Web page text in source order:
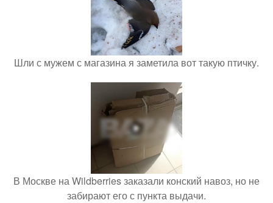
Шли с мужем с магазина я заметила вот такую птичку.
В Москве на Wildberries заказали конский навоз, но не
забирают его с пункта выдачи.